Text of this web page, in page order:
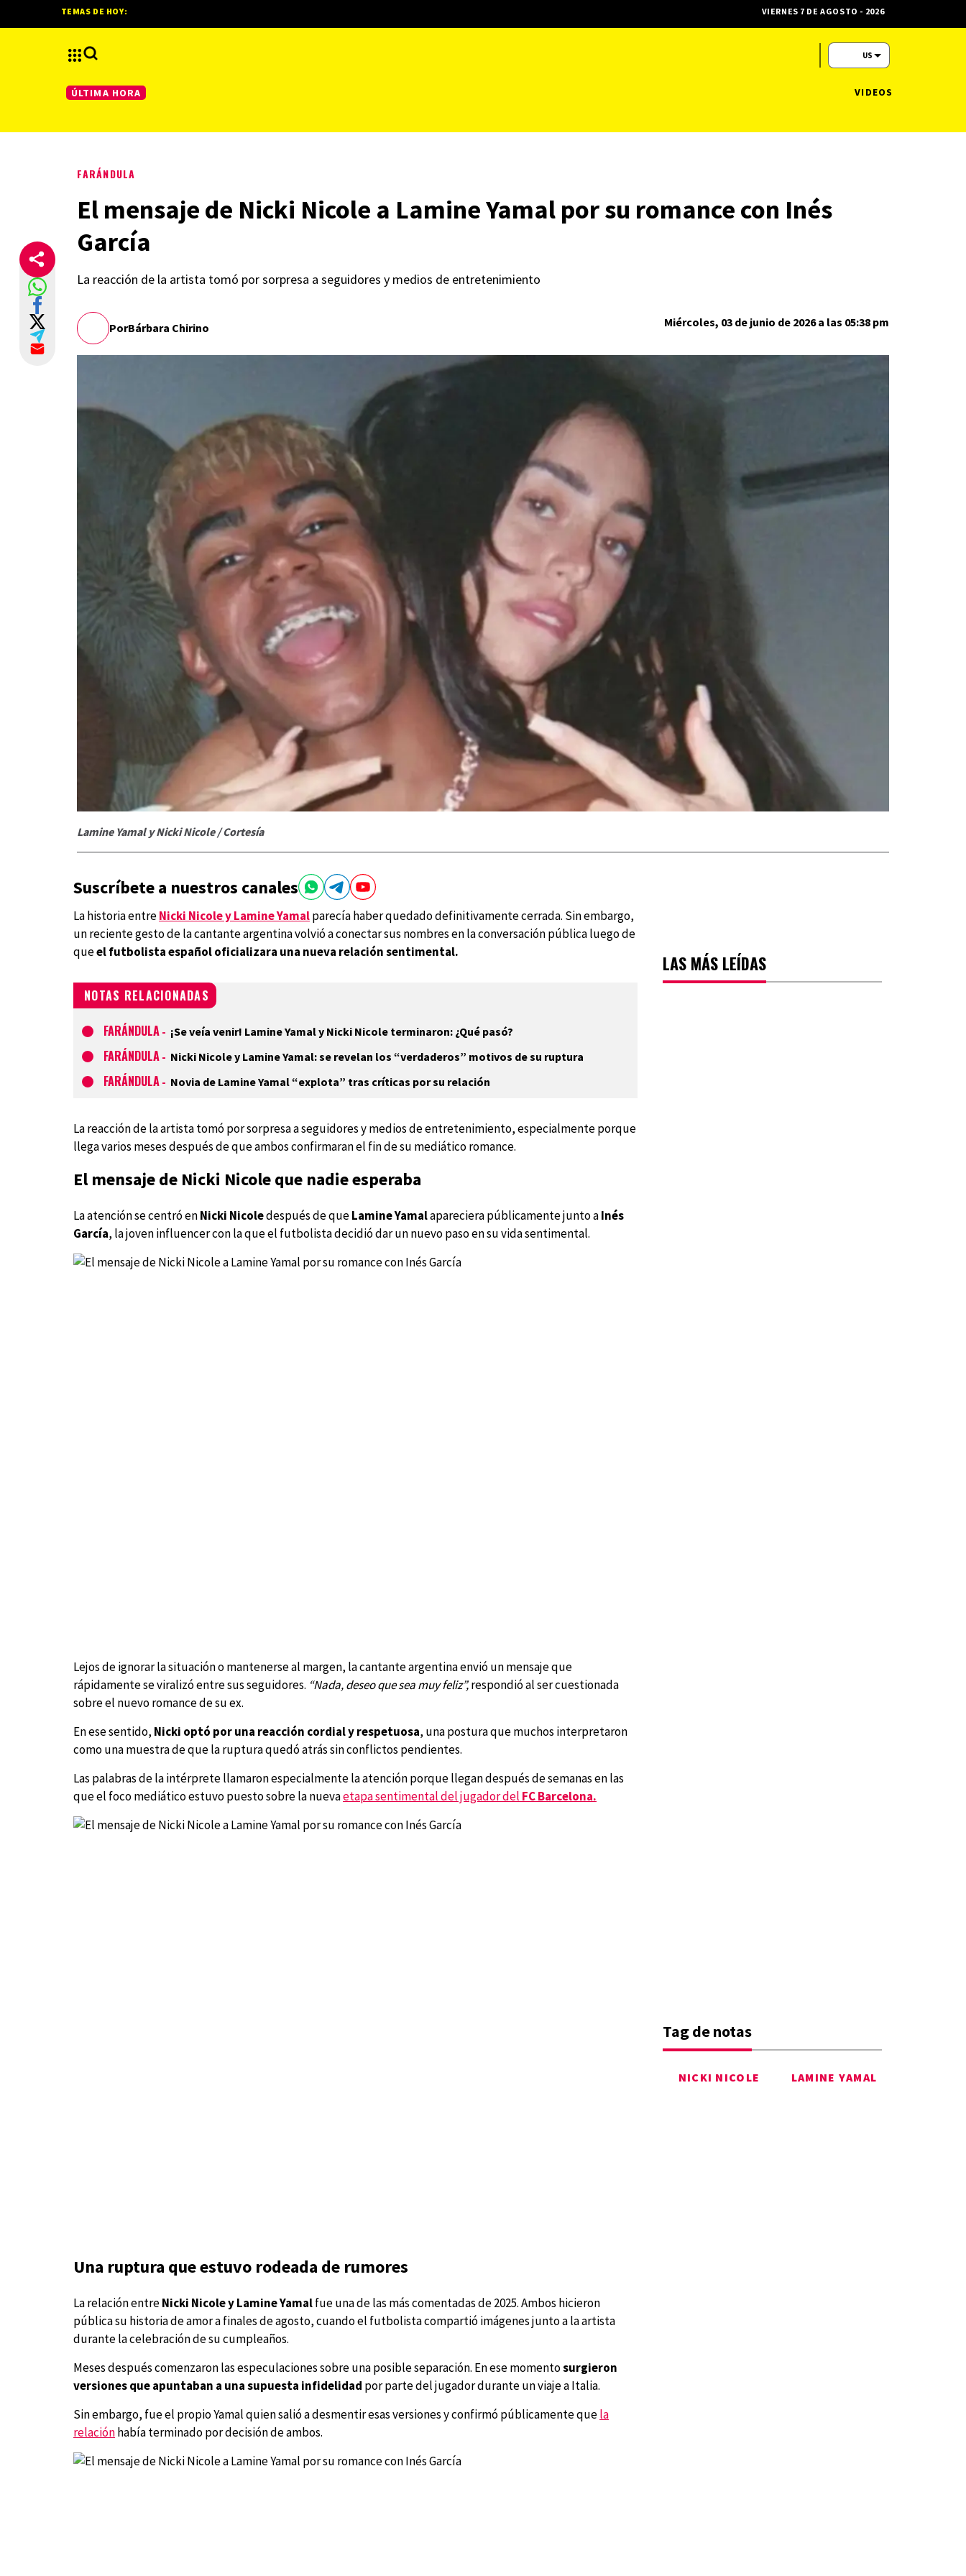
FARÁNDULA
El mensaje de Nicki Nicole a Lamine Yamal por su romance con Inés
García
La reacción de la artista tomó por sorpresa a seguidores y medios de entretenimiento
PorBárbara Chirino Miércoles, 03 de junio de 2026 a las 05:38 pm
Lamine Yamal y Nicki Nicole / Cortesía
Suscríbete a nuestros canales
La historia entreNicki Nicole y Lamine Yamalparecía haber quedado definitivamente cerrada. Sin embargo,
un reciente gesto de la cantante argentina volvió a conectar sus nombres en la conversación pública luego de
queel futbolista español oficializara una nueva relación sentimental.
NOTAS RELACIONADAS
FARÁNDULA - ¡Se veía venir! Lamine Yamal y Nicki Nicole terminaron: ¿Qué pasó?
FARÁNDULA - Nicki Nicole y Lamine Yamal: se revelan los “verdaderos” motivos de su ruptura
FARÁNDULA - Novia de Lamine Yamal “explota” tras críticas por su relación
La reacción de la artista tomó por sorpresa a seguidores y medios de entretenimiento, especialmente porque
llega varios meses después de que ambos confirmaran el fin de su mediático romance.
El mensaje de Nicki Nicole que nadie esperaba
La atención se centró enNicki Nicoledespués de queLamine Yamalapareciera públicamente junto aInés
García, la joven influencer con la que el futbolista decidió dar un nuevo paso en su vida sentimental.
Lejos de ignorar la situación o mantenerse al margen, la cantante argentina envió un mensaje que
rápidamente se viralizó entre sus seguidores. “Nada, deseo que sea muy feliz”,respondió al ser cuestionada
sobre el nuevo romance de su ex.
En ese sentido, Nicki optó por una reacción cordial y respetuosa, una postura que muchos interpretaron
como una muestra de que la ruptura quedó atrás sin conflictos pendientes.
Las palabras de la intérprete llamaron especialmente la atención porque llegan después de semanas en las
que el foco mediático estuvo puesto sobre la nuevaetapa sentimental del jugador del FC Barcelona.
Una ruptura que estuvo rodeada de rumores
La relación entreNicki Nicole y Lamine Yamalfue una de las más comentadas de 2025. Ambos hicieron
pública su historia de amor a finales de agosto, cuando el futbolista compartió imágenes junto a la artista
durante la celebración de su cumpleaños.
Meses después comenzaron las especulaciones sobre una posible separación. En ese momentosurgieron
versiones que apuntaban a una supuesta infidelidad por parte del jugador durante un viaje a Italia.
Sin embargo, fue el propio Yamal quien salió a desmentir esas versiones y confirmó públicamente quela
relaciónhabía terminado por decisión de ambos.
LAS MÁS LEÍDAS
Tag de notas
NICKI NICOLE LAMINE YAMAL
TEMAS DE HOY: VIERNES 7 DE AGOSTO - 2026
US
ÚLTIMA HORA VIDEOS